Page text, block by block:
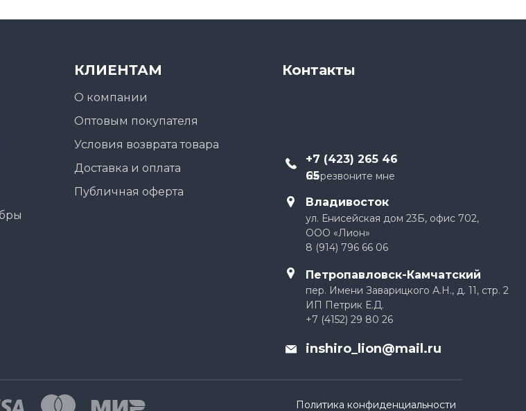
КЛИЕНТАМ
О компании
Оптовым покупателя
Условия возврата товара
Доставка и оплата
Публичная оферта
Контакты
+7 (423) 265 46
65
Владивосток
ул. Енисейская дом 23Б, офис 702,
ООО «Лион»
8 (914) 796 66 06
Петропавловск-Камчатский
пер. Имени Заварицкого А.Н., д. 11, стр. 2
ИП Петрик Е.Д.
+7 (4152) 29 80 26
inshiro_lion@mail.ru
Перезвоните мне
Политика конфиденциальности